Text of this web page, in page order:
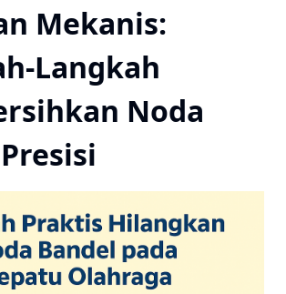
Mekanis:
Langkah
Noda